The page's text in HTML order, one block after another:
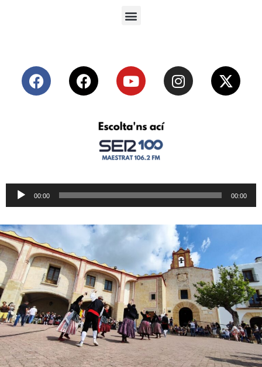
Reproductor
de
00:00 00:00